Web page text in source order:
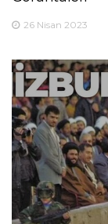
26 Nisan 2023